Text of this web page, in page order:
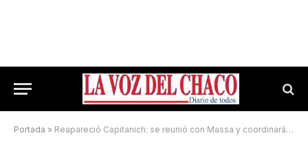
Portada » Reapareció Capitanich: se reunió con Massa y coordinará la campaña